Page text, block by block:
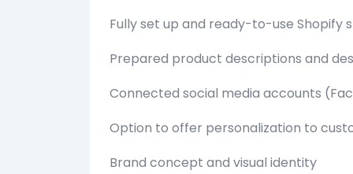
Fully set up and ready-to-use Shopify
Prepared product descriptions and
Connected social media accounts
Option to offer personalization to
Brand concept and visual identity